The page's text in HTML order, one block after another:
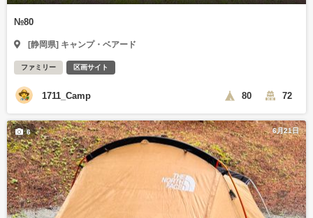
№80
[静岡県] キャンプ・ベアード
ファミリー 区画サイト
1711_Camp 80 72
6月21日
6